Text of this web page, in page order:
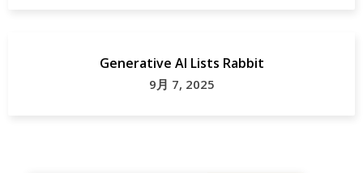
Generative AI Lists Rabbit
9月 7, 2025